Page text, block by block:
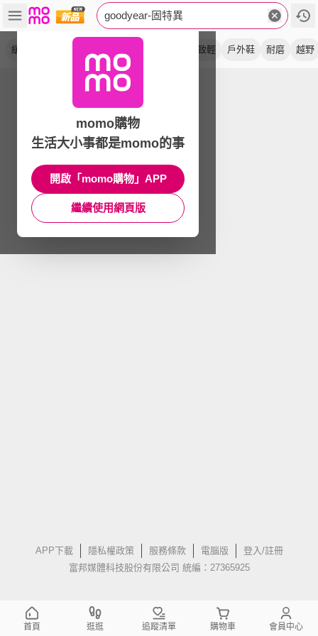
goodyear-固特異
緩震 極致輕 戶外鞋 耐磨 越野
APP下載 隱私權政策 服務條款 電腦版
登入/註冊
富邦媒體科技股份有限公司 統編：27365925
momo購物
生活大小事都是momo的事
開啟「momo購物」APP
繼續使用網頁版
首頁 逛逛 追蹤清單 購物車 會員中心